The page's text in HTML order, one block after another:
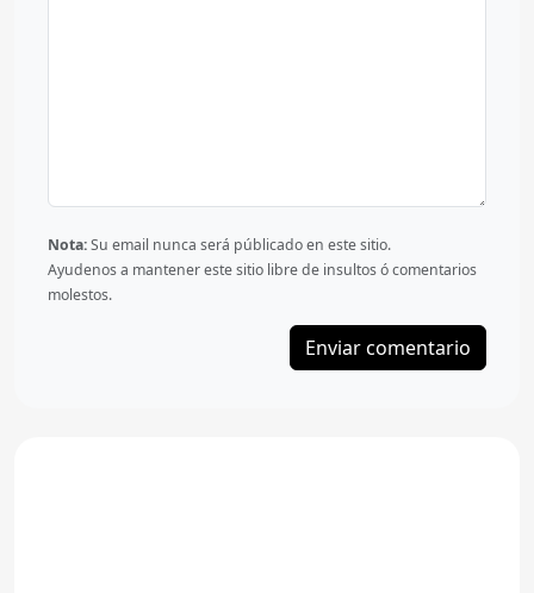
Nota:Su email nunca será públicado en este sitio.
Ayudenos a mantener este sitio libre de insultos ó comentarios
molestos.